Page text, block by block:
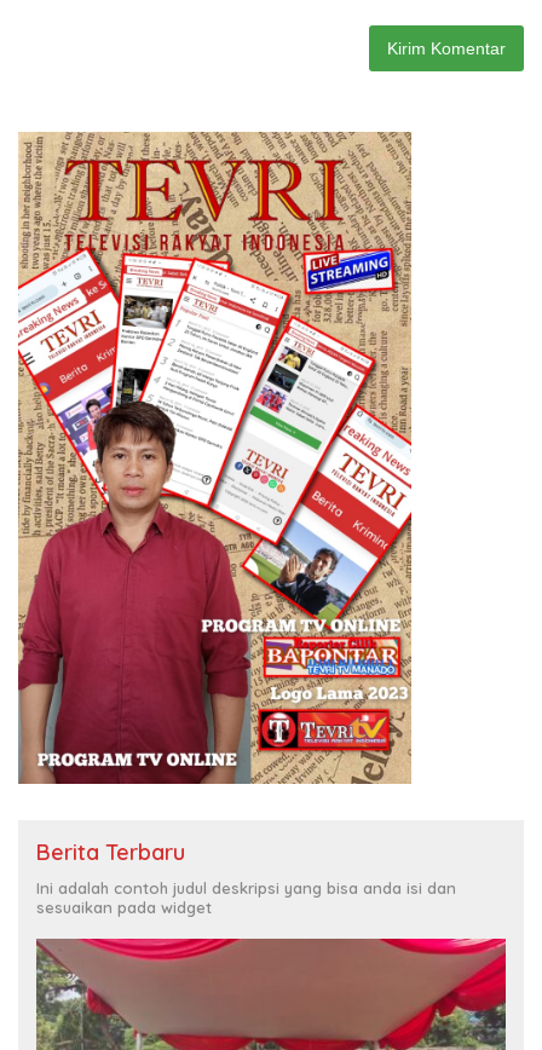
Berita Terbaru
Ini adalah contoh judul deskripsi yang bisa anda isi dan
sesuaikan pada widget